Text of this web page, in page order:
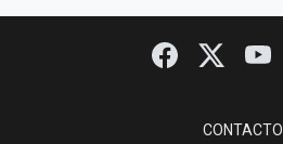
CONTACTO